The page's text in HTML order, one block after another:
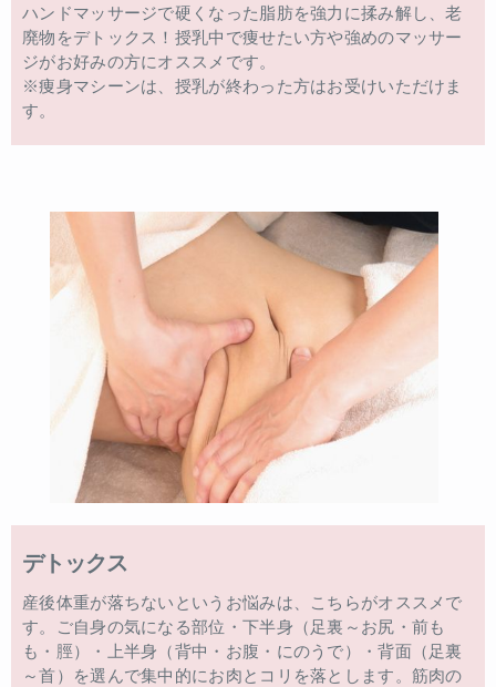
ハンドマッサージで硬くなった脂肪を強力に揉み解し、老
廃物をデトックス！授乳中で痩せたい方や強めのマッサー
ジがお好みの方にオススメです。
※痩身マシーンは、授乳が終わった方はお受けいただけま
す。
デトックス
産後体重が落ちないというお悩みは、こちらがオススメで
す。ご自身の気になる部位・下半身（足裏～お尻・前も
も・脛）・上半身（背中・お腹・にのうで）・背面（足裏
～首）を選んで集中的にお肉とコリを落とします。筋肉の